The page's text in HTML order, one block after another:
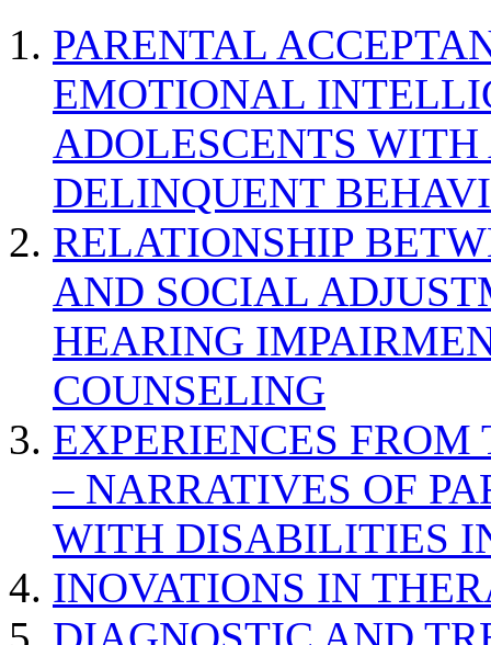
PARENTAL
EMOTIONAL
ADOLESCENTS
DELINQUENT
RELATIONSHIP
AND SOCIAL
HEARING
COUNSELING
EXPERIENCES
– NARRATIVES OF
WITH DISABILITIES
INOVATIONS IN